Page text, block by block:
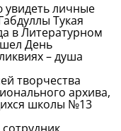
личные
Тукая
в Литературном
День
– душа
творчества
архива,
школы №13